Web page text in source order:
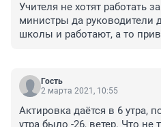
Учителя не хотят работать
министры да руководители
школы и работают, а то
слушает и уши тренирует,
тянуть.Скоро актировки в
Гость
2 марта 2021, 10:55
Актировка даётся в 6 утра,
утра было -26, ветер. Что не